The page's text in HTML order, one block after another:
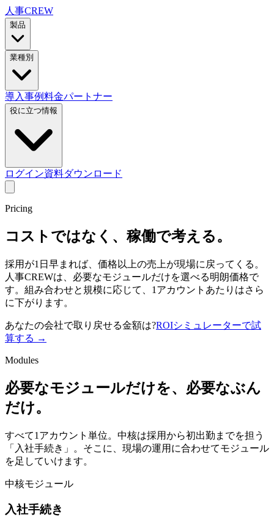
人事CREW
製品
業種別
導入事例料金パートナー
役に立つ情報
ログイン資料ダウンロード
Pricing
コストではなく、 稼働で考える。
採用が1日早まれば、価格以上の売上が現場に戻ってくる。
人事CREWは、必要なモジュールだけを選べる明朗価格で
す。組み合わせと規模に応じて、1アカウントあたりはさら
に下がります。
あなたの会社で取り戻せる金額は?ROIシミュレーターで試
算する →
Modules
必要なモジュールだけを、必要なぶん
だけ。
すべて1アカウント単位。中核は採用から初出勤までを担う
「入社手続き」。そこに、現場の運用に合わせてモジュール
を足していけます。
中核モジュール
入社手続き